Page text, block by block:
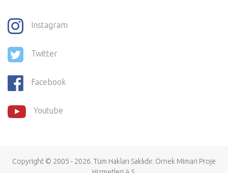
Instagram
Twitter
Facebook
Youtube
Copyright © 2005 - 2026. Tüm Hakları Saklıdır. Örnek Mimari Proje